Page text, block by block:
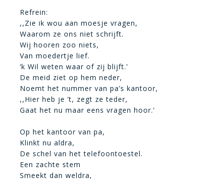
Refrein:
,,Zie ik wou aan moesje vragen,
Waarom ze ons niet schrijft.
Wij hooren zoo niets,
Van moedertje lief.
‘k Wil weten waar of zij blijft.’
De meid ziet op hem neder,
Noemt het nummer van pa’s kantoor,
,,Hier heb je ’t, zegt ze teder,
Gaat het nu maar eens vragen hoor.’
Op het kantoor van pa,
Klinkt nu aldra,
De schel van het telefoontoestel.
Een zachte stem
Smeekt dan weldra,